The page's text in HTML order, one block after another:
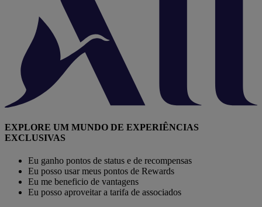
EXPLORE UM MUNDO DE EXPERIÊNCIAS
EXCLUSIVAS
Eu ganho pontos de status e de recompensas
Eu posso usar meus pontos de Rewards
Eu me beneficio de vantagens
Eu posso aproveitar a tarifa de associados